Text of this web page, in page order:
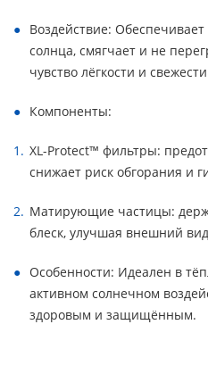
Воздействие:
солнца, смягчает и не
чувство лёгкости и
Компоненты:
XL-Protect™ фильтры:
снижает риск обгорания и
Матирующие частицы:
блеск, улучшая внешний
Особенности: Идеален в
активном солнечном
здоровым и защищённым.